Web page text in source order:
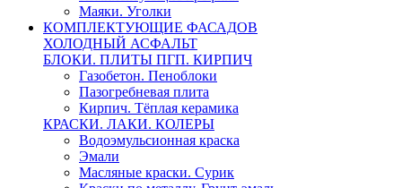
Маяки. Уголки
КОМПЛЕКТУЮЩИЕ ФАСАДОВ
ХОЛОДНЫЙ АСФАЛЬТ
БЛОКИ. ПЛИТЫ ПГП. КИРПИЧ
Газобетон. Пеноблоки
Пазогребневая плита
Кирпич. Тёплая керамика
КРАСКИ. ЛАКИ. КОЛЕРЫ
Водоэмульсионная краска
Эмали
Масляные краски. Сурик